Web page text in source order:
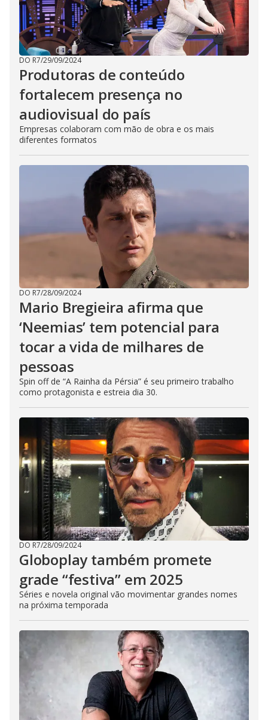
DO R7/29/09/2024
Produtoras de conteúdo
fortalecem presença no
audiovisual do país
Empresas colaboram com mão de obra e os mais
diferentes formatos
DO R7/28/09/2024
Mario Bregieira afirma que
‘Neemias’ tem potencial para
tocar a vida de milhares de
pessoas
Spin off de “A Rainha da Pérsia” é seu primeiro trabalho
como protagonista e estreia dia 30.
DO R7/28/09/2024
Globoplay também promete
grade “festiva” em 2025
Séries e novela original vão movimentar grandes nomes
na próxima temporada